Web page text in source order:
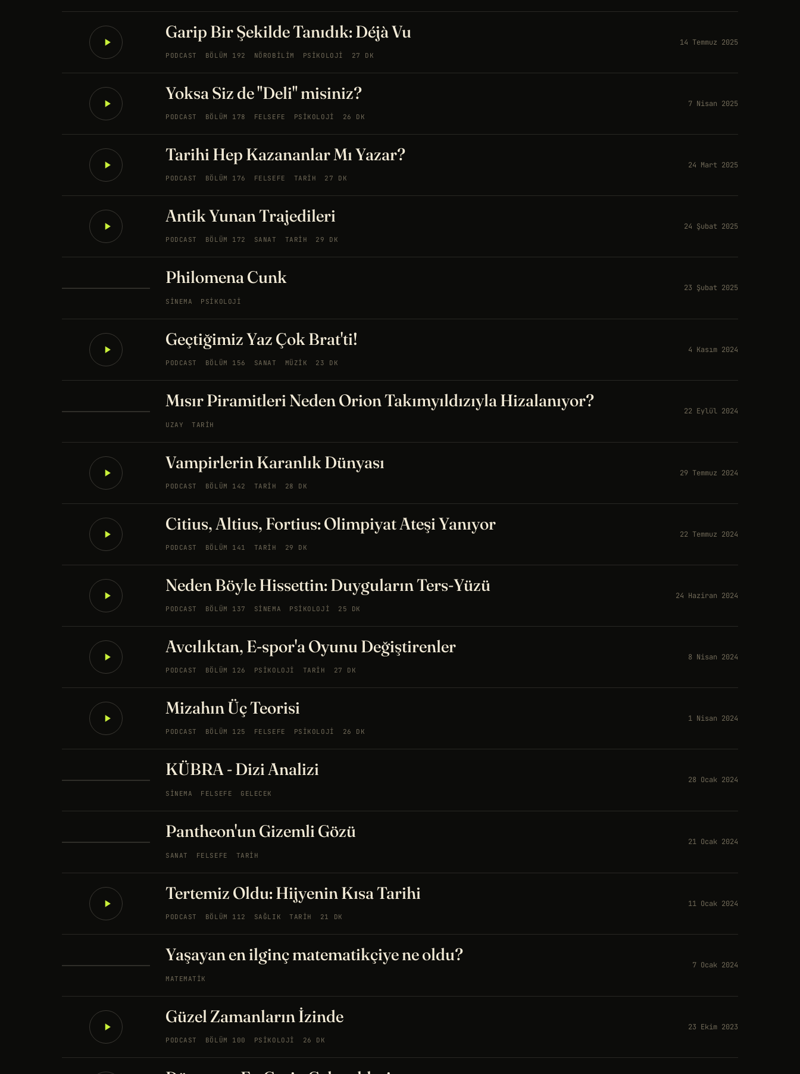
Garip Bir Şekilde Tanıdık: Déjà Vu
PODCAST BÖLÜM 192 NÖROBILIM PSIKOLOJI 27 DK
14 Temmuz 2025
Yoksa Siz de "Deli" misiniz?
PODCAST BÖLÜM 178 FELSEFE PSIKOLOJI 26 DK
7 Nisan 2025
Tarihi Hep Kazananlar Mı Yazar?
PODCAST BÖLÜM 176 FELSEFE TARIH 27 DK
24 Mart 2025
Antik Yunan Trajedileri
PODCAST BÖLÜM 172 SANAT TARIH 29 DK
24 Şubat 2025
Philomena Cunk
SINEMA PSIKOLOJI
23 Şubat 2025
Geçtiğimiz Yaz Çok Brat'ti!
PODCAST BÖLÜM 156 SANAT MÜZIK 23 DK
4 Kasım 2024
Mısır Piramitleri Neden Orion Takımyıldızıyla Hizalanıyor?
UZAY TARIH
22 Eylül 2024
Vampirlerin Karanlık Dünyası
PODCAST BÖLÜM 142 TARIH 28 DK
29 Temmuz 2024
Citius, Altius, Fortius: Olimpiyat Ateşi Yanıyor
PODCAST BÖLÜM 141 TARIH 29 DK
22 Temmuz 2024
Neden Böyle Hissettin: Duyguların Ters-Yüzü
PODCAST BÖLÜM 137 SINEMA PSIKOLOJI 25 DK
24 Haziran 2024
Avcılıktan, E-spor'a Oyunu Değiştirenler
PODCAST BÖLÜM 126 PSIKOLOJI TARIH 27 DK
8 Nisan 2024
Mizahın Üç Teorisi
PODCAST BÖLÜM 125 FELSEFE PSIKOLOJI 26 DK
1 Nisan 2024
KÜBRA - Dizi Analizi
SINEMA FELSEFE GELECEK
28 Ocak 2024
Pantheon'un Gizemli Gözü
SANAT FELSEFE TARIH
21 Ocak 2024
Tertemiz Oldu: Hijyenin Kısa Tarihi
PODCAST BÖLÜM 112 SAĞLIK TARIH 21 DK
11 Ocak 2024
Yaşayan en ilginç matematikçiye ne oldu?
MATEMATIK
7 Ocak 2024
Güzel Zamanların İzinde
PODCAST BÖLÜM 100 PSIKOLOJI 26 DK
23 Ekim 2023